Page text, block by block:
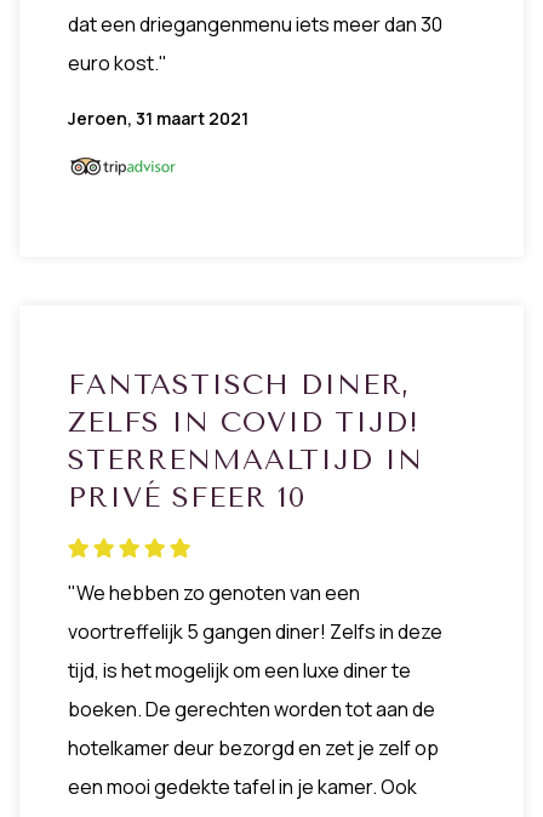
dat een driegangenmenu iets meer dan 30
euro kost."
Jeroen, 31 maart 2021
FANTASTISCH DINER,
ZELFS IN COVID TIJD!
STERRENMAALTIJD IN
PRIVÉ SFEER 10
"We hebben zo genoten van een
voortreffelijk 5 gangen diner! Zelfs in deze
tijd, is het mogelijk om een luxe diner te
boeken. De gerechten worden tot aan de
hotelkamer deur bezorgd en zet je zelf op
een mooi gedekte tafel in je kamer. Ook